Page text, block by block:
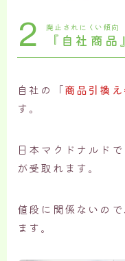
2 廃止されにくい傾向
『自社商
自社の「商品引換
す。
日本マクドナルド
が受取れます。
値段に関係ないの
ます。